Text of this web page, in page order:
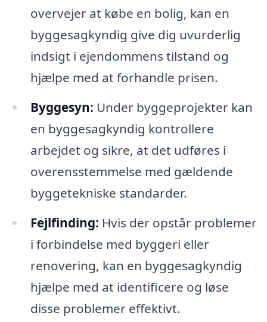
overvejer at købe en bolig, kan en
byggesagkyndig give dig uvurderlig
indsigt i ejendommens tilstand og
hjælpe med at forhandle prisen.
Byggesyn: Under byggeprojekter kan
en byggesagkyndig kontrollere
arbejdet og sikre, at det udføres i
overensstemmelse med gældende
byggetekniske standarder.
Fejlfinding: Hvis der opstår problemer
i forbindelse med byggeri eller
renovering, kan en byggesagkyndig
hjælpe med at identificere og løse
disse problemer effektivt.